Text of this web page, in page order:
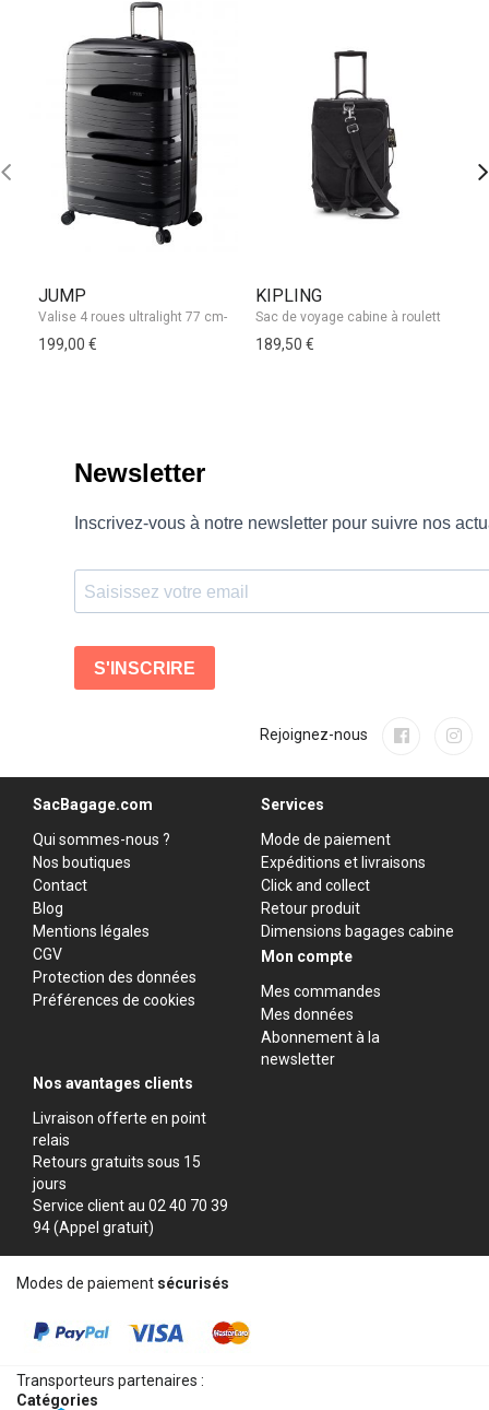
JUMP
199,00 €
KIPLING
189,50 €
Rejoignez-nous
SacBagage.com
Qui sommes-nous ?
Nos boutiques
Contact
Blog
Mentions légales
CGV
Protection des données
Préférences de cookies
Services
Mode de paiement
Expéditions et livraisons
Click and collect
Retour produit
Dimensions bagages cabine
Mon compte
Mes commandes
Mes données
Abonnement à la
newsletter
Nos avantages clients
Livraison offerte en point
relais
Retours gratuits sous 15
jours
Service client au 02 40 70 39
94 (Appel gratuit)
Modes de paiement sécurisés
Transporteurs partenaires :
Catégories